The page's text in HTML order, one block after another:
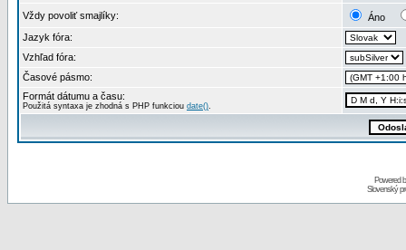
Vždy povoliť smajlíky:
Áno
Jazyk fóra:
Vzhľad fóra:
Časové pásmo:
Formát dátumu a času:
Použitá syntaxa je zhodná s PHP funkciou date().
Powered
Slovenský